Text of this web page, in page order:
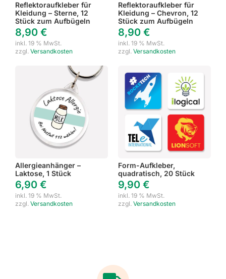
Reflektoraufkleber für
Kleidung – Sterne, 12
Stück zum Aufbügeln
8,90 €
inkl. 19 % MwSt.
zzgl. Versandkosten
Reflektoraufkleber für
Kleidung – Chevron, 12
Stück zum Aufbügeln
8,90 €
inkl. 19 % MwSt.
zzgl. Versandkosten
Allergieanhänger –
Laktose, 1 Stück
6,90 €
inkl. 19 % MwSt.
zzgl. Versandkosten
Form-Aufkleber,
quadratisch, 20 Stück
9,90 €
inkl. 19 % MwSt.
zzgl. Versandkosten